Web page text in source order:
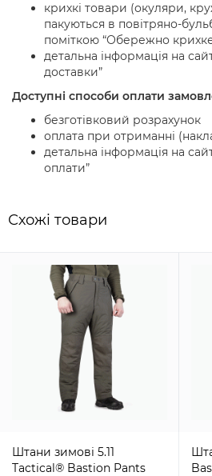
крихкі товари (окуляри,
пакуються в повітряно-
поміткою “Обережно
детальна інформація на
доставки”
Доступні способи оплати
безготівковий розрахунок
оплата при отриманні
детальна інформація на
оплати”
Схожi товари
Штани зимові 5.11
Tactical® Bastion Pants